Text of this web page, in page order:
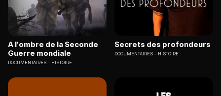
A l'ombre de la Seconde
Guerre mondiale
DOCUMENTAIRES HISTOIRE
Secrets des profondeurs
DOCUMENTAIRES HISTOIRE